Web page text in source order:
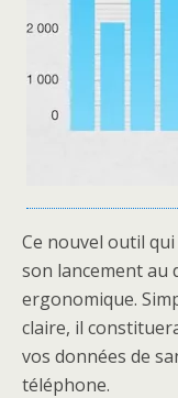
Ce nouvel outil
son lancement au
ergonomique.
claire, il
vos données de
téléphone.